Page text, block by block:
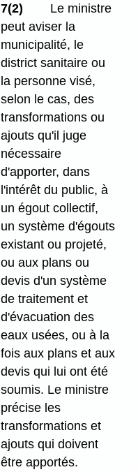
7(2)
Le ministre
peut aviser la
municipalité, le
district sanitaire ou
la personne visé,
selon le cas, des
transformations ou
ajouts qu'il juge
nécessaire
d'apporter, dans
l'intérêt du public, à
un égout collectif,
un système d'égouts
existant ou projeté,
ou aux plans ou
devis d'un système
de traitement et
d'évacuation des
eaux usées, ou à la
fois aux plans et aux
devis qui lui ont été
soumis. Le ministre
précise les
transformations et
ajouts qui doivent
être apportés.